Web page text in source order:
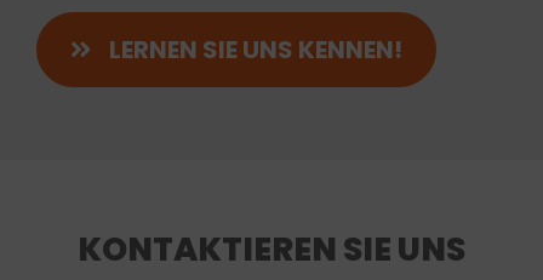
LERNEN SIE UNS KENNEN!
KONTAKTIEREN SIE UNS